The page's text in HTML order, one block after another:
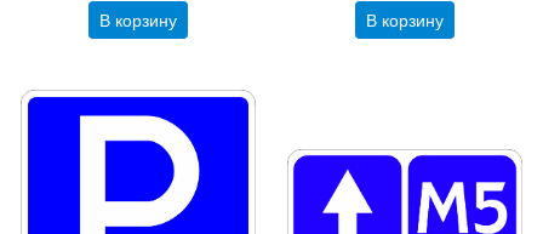
В корзину В корзину